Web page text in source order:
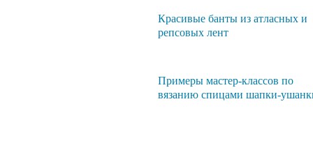
Красивые банты из атласных и
репсовых лент
Примеры мастер-классов по
вязанию спицами шапки-